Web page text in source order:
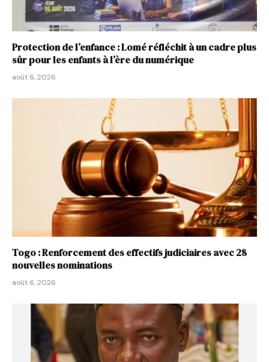
Protection de l’enfance : Lomé réfléchit à un cadre plus
sûr pour les enfants à l’ère du numérique
août 6, 2026
Togo : Renforcement des effectifs judiciaires avec 28
nouvelles nominations
août 6, 2026